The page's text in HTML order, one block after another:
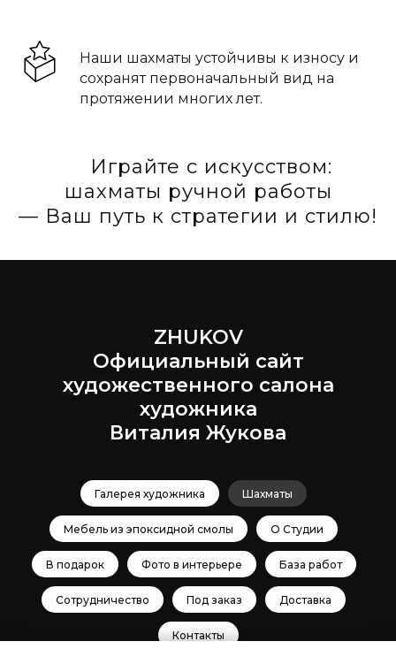
Наши шахматы устойчивы к износу и
сохранят первоначальный вид на
протяжении многих лет.
Играйте с искусством:
шахматы ручной работы
— Ваш путь к стратегии и стилю!
ZHUKOV
Официальный сайт
художественного салона
художника
Виталия Жукова
Галерея художника Шахматы
Мебель из эпоксидной смолы О Студии
В подарок Фото в интерьере База работ
Сотрудничество Под заказ Доставка
Контакты